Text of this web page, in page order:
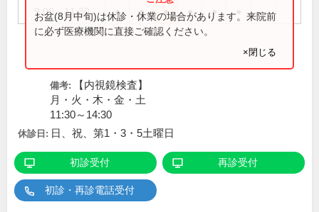
9:00～11:30 ● ● ● ● ●
お盆(8月中旬)は休診・休業の場合があります。来院前
に必ず医療機関に直接ご確認ください。
×閉じる
備考:
【内視鏡検査】
月・火・木・金・土
11:30～14:30
休診日: 日、祝、第1・3・5土曜日
初診受付 再診受付
初診・再診電話受付